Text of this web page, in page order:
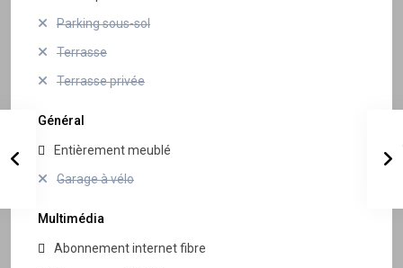
Parking sous-sol
Terrasse
Terrasse privée
Général
Entièrement meublé
Garage à vélo
Multimédia
Abonnement internet fibre